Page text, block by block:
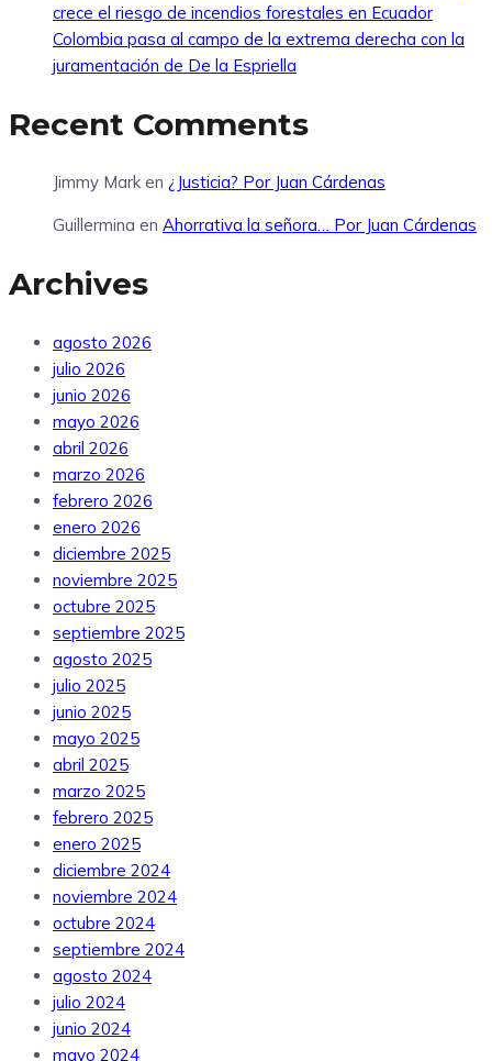
crece el riesgo de incendios forestales en Ecuador
Colombia pasa al campo de la extrema derecha con la
juramentación de De la Espriella
Recent Comments
Jimmy Mark en ¿Justicia? Por Juan Cárdenas
Guillermina en Ahorrativa la señora… Por Juan Cárdenas
Archives
agosto 2026
julio 2026
junio 2026
mayo 2026
abril 2026
marzo 2026
febrero 2026
enero 2026
diciembre 2025
noviembre 2025
octubre 2025
septiembre 2025
agosto 2025
julio 2025
junio 2025
mayo 2025
abril 2025
marzo 2025
febrero 2025
enero 2025
diciembre 2024
noviembre 2024
octubre 2024
septiembre 2024
agosto 2024
julio 2024
junio 2024
mayo 2024